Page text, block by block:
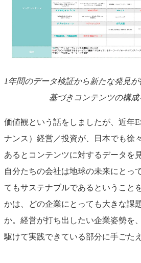
1年間のデータ検証から新たな発見
基づきコンテンツの構
価値観という話をしましたが、近年
ナンス）経営／投資が、日本でも徐
あるとコンテンツに対するデータを
自分たちの会社は地球の未来にとっ
てもサステナブルであるということ
かは、どの企業にとっても大きな課
か。経営が打ち出したい企業姿勢を
駆けて実践できている部分に手ごた